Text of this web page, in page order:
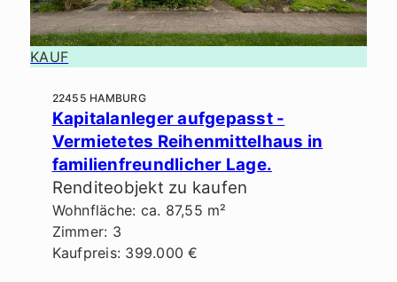
KAUF
22455 HAMBURG
Kapitalanleger aufgepasst -
Vermietetes Reihenmittelhaus in
familienfreundlicher Lage.
Renditeobjekt zu kaufen
Wohnfläche: ca. 87,55 m²
Zimmer: 3
Kaufpreis: 399.000 €